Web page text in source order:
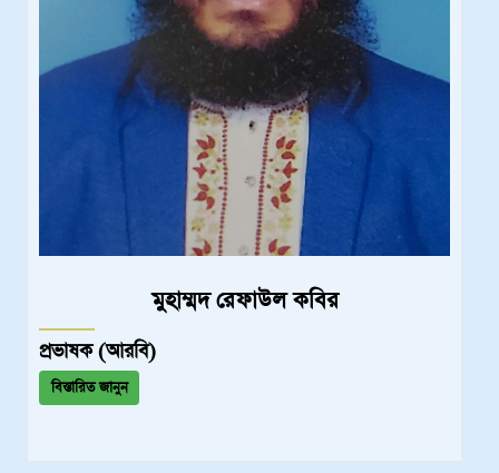
মুহাম্মদ রেফাউল কবির
প্রভাষক (আরবি)
বিস্তারিত জানুন